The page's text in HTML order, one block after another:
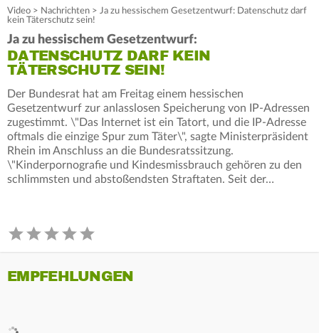
Video > Nachrichten > Ja zu hessischem Gesetzentwurf: Datenschutz darf
kein Täterschutz sein!
Ja zu hessischem Gesetzentwurf:
DATENSCHUTZ DARF KEIN
TÄTERSCHUTZ SEIN!
Der Bundesrat hat am Freitag einem hessischen
Gesetzentwurf zur anlasslosen Speicherung von IP-Adressen
zugestimmt. \"Das Internet ist ein Tatort, und die IP-Adresse
oftmals die einzige Spur zum Täter\", sagte Ministerpräsident
Rhein im Anschluss an die Bundesratssitzung.
\"Kinderpornografie und Kindesmissbrauch gehören zu den
schlimmsten und abstoßendsten Straftaten. Seit der…
EMPFEHLUNGEN